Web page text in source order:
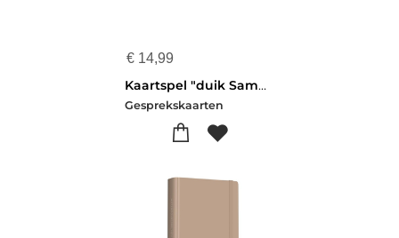
€ 14,99
Kaartspel "duik Samen De Bijbel In"
Gesprekskaarten